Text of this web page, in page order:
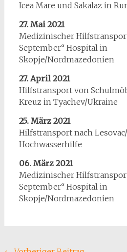
Icea Mare und Sakalaz in
27. Mai 2021
Medizinischer
September“ Hospital in
Skopje/Nordmazedonien
27. April 2021
Hilfstransport von
Kreuz in Tyachev/Ukraine
25. März 2021
Hilfstransport nach
Hochwasserhilfe
06. März 2021
Medizinischer
September“ Hospital in
Skopje/Nordmazedonien